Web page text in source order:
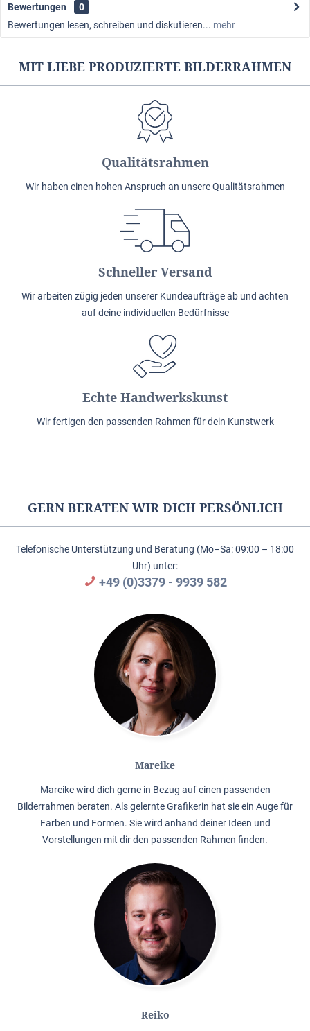
Bewertungen
0
Bewertungen lesen, schreiben und diskutieren... mehr
MIT LIEBE PRODUZIERTE BILDERRAHMEN
Qualitätsrahmen
Wir haben einen hohen Anspruch an unsere Qualitätsrahmen
Schneller Versand
Wir arbeiten zügig jeden unserer Kundeaufträge ab und achten
auf deine individuellen Bedürfnisse
Echte Handwerkskunst
Wir fertigen den passenden Rahmen für dein Kunstwerk
GERN BERATEN WIR DICH PERSÖNLICH
Telefonische Unterstützung und Beratung (Mo–Sa: 09:00 – 18:00
Uhr) unter:
+49 (0)3379 - 9939 582
Mareike
Mareike wird dich gerne in Bezug auf einen passenden
Bilderrahmen beraten. Als gelernte Grafikerin hat sie ein Auge für
Farben und Formen. Sie wird anhand deiner Ideen und
Vorstellungen mit dir den passenden Rahmen finden.
Reiko